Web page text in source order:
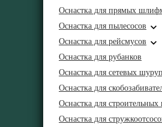
Оснастка для прямых
Оснастка для пылесосов
Оснастка для рейсмусов
Оснастка для рубанков
Оснастка для сетевых
Оснастка для
Оснастка для строительных
Оснастка для